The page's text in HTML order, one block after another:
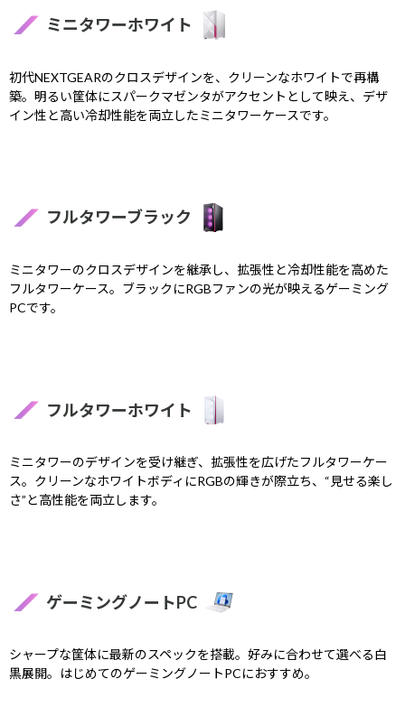
ミニタワーホワイト
初代NEXTGEARのクロスデザインを、クリーンなホワイトで再構
築。明るい筐体にスパークマゼンタがアクセントとして映え、デザ
イン性と高い冷却性能を両立したミニタワーケースです。
フルタワーブラック
ミニタワーのクロスデザインを継承し、拡張性と冷却性能を高めた
フルタワーケース。ブラックにRGBファンの光が映えるゲーミング
PCです。
フルタワーホワイト
ミニタワーのデザインを受け継ぎ、拡張性を広げたフルタワーケー
ス。クリーンなホワイトボディにRGBの輝きが際立ち、“見せる楽し
さ”と高性能を両立します。
ゲーミングノートPC
シャープな筐体に最新のスペックを搭載。好みに合わせて選べる白
黒展開。はじめてのゲーミングノートPCにおすすめ。